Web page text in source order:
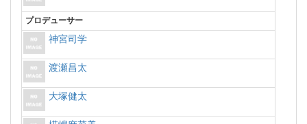
プロデューサー
神宮司学
渡瀬昌太
大塚健太